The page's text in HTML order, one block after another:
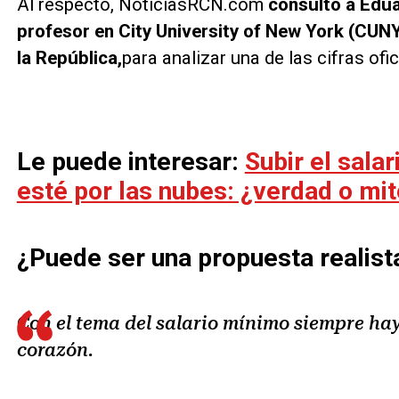
Al respecto, NoticiasRCN.com consultó a
profesor en City University of New York
la República,para analizar una de las cifras
Le puede interesar: Subir el
esté por las nubes: ¿verdad o
¿Puede ser una propuesta
Con el tema del salario mínimo siempre
corazón.